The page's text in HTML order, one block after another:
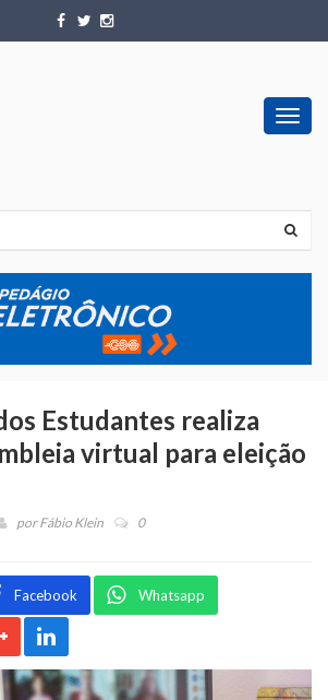
Estudantes realiza
virtual para eleição
porFábio Klein 0
Facebook Whatsapp